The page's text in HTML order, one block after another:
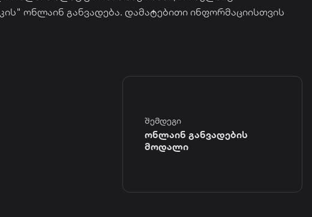
ონლაინ განვადება. დამატებითი ინფორმაციისთვის
შემდეგი
ონლაინ განვადების
მოდალი